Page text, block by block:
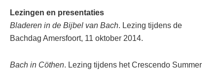
Lezingen en presentaties
Bladeren in de Bijbel van Bach. Lezing tijdens de
Bachdag Amersfoort, 11 oktober 2014.
Bach in Cöthen. Lezing tijdens het Crescendo Summer